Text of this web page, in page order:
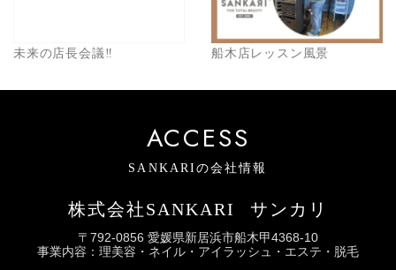
未来の店長会議‼️ 船木店レッスン風景
ACCESS
SANKARIの会社情報
株式会社SANKARI サンカリ
〒792-0856 愛媛県新居浜市船木甲4368-10
事業内容：理美容・ネイル・アイラッシュ・エステ・脱毛